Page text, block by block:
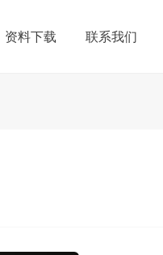
资料下载 联系我们